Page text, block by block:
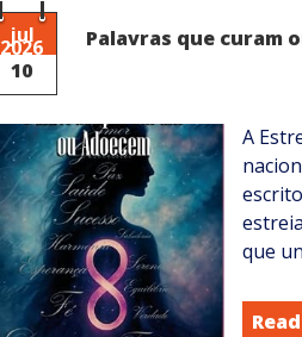
trás
do
jul
2026
10
Palavras que curam
A
que